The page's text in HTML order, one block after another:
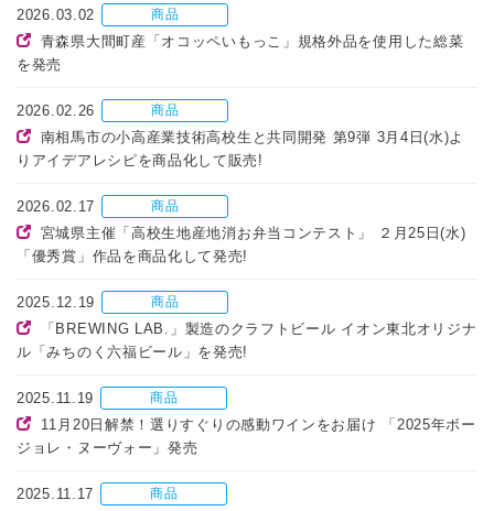
2026.03.02 商品
青森県大間町産「オコッペいもっこ」規格外品を使用した総菜
を発売
2026.02.26 商品
南相馬市の小高産業技術高校生と共同開発 第9弾 3月4日(水)よ
りアイデアレシピを商品化して販売!
2026.02.17 商品
宮城県主催「高校生地産地消お弁当コンテスト」 ２月25日(水)
「優秀賞」作品を商品化して発売!
2025.12.19 商品
「BREWING LAB.」製造のクラフトビール イオン東北オリジナ
ル「みちのく六福ビール」を発売!
2025.11.19 商品
11月20日解禁！選りすぐりの感動ワインをお届け 「2025年ボー
ジョレ・ヌーヴォー」発売
2025.11.17 商品